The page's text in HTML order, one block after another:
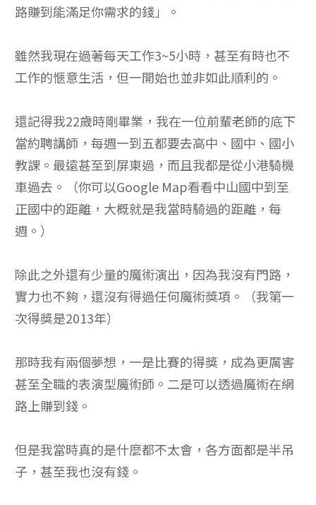
路賺到能滿足你需求的錢」。
雖然我現在過著每天工作3~5小時，甚至有時也不
工作的愜意生活，但一開始也並非如此順利的。
還記得我22歲時剛畢業，我在一位前輩老師的底下
當約聘講師，每週一到五都要去高中、國中、國小
教課。最遠甚至到屏東過，而且我都是從小港騎機
車過去。（你可以Google Map看看中山國中到至
正國中的距離，大概就是我當時騎過的距離，每
週。）
除此之外還有少量的魔術演出，因為我沒有門路，
實力也不夠，還沒有得過任何魔術獎項。（我第一
次得獎是2013年）
那時我有兩個夢想，一是比賽的得獎，成為更厲害
甚至全職的表演型魔術師。二是可以透過魔術在網
路上賺到錢。
但是我當時真的是什麼都不太會，各方面都是半吊
子，甚至我也沒有錢。